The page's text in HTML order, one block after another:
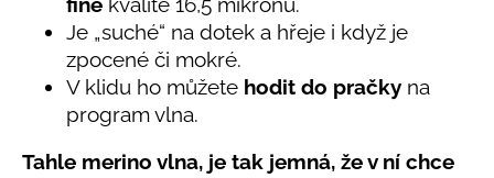
Je „suché“ na dotek a hřeje i když je
zpocené či mokré.
V klidu ho můžete hodit do pračky na
program vlna.
Tahle merino vlna, je tak jemná, že v ní chce
LETNÍ
KLOBOUČEK
OUŠKY
BÍLÝ